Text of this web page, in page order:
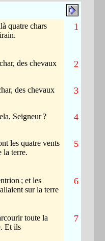
quatre chars
1
des chevaux
2
des chevaux
3
Seigneur? 4
les quatre vents
la terre.
5
; et les
sur la terre
6
toute la
Et ils
7